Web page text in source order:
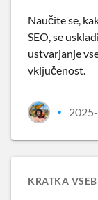
Naučite se,
SEO, se
ustvarjanje
vključenost.
•
KRATKA